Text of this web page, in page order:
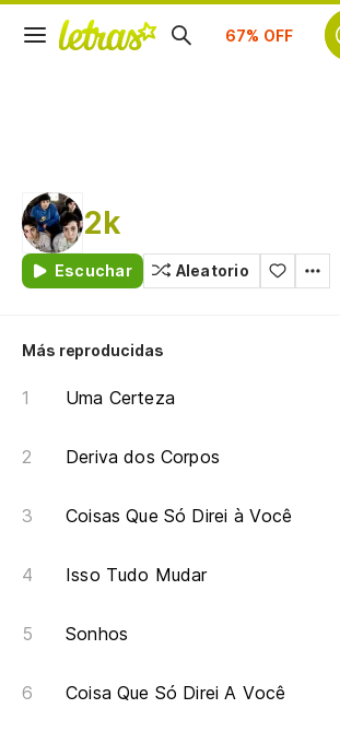
Suscríbete
2k
Escuchar Aleatorio
Más reproducidas
Uma Certeza
Deriva dos Corpos
Coisas Que Só Direi à Você
Isso Tudo Mudar
Sonhos
Coisa Que Só Direi A Você